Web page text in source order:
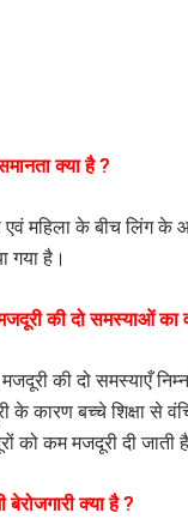
क्या है ?
महिला के बीच लिंग के
गया है।
की दो समस्याओं का
की दो समस्याएँ
के कारण बच्चे शिक्षा से
को कम मजदूरी दी जाती
बेरोजगारी क्या है ?